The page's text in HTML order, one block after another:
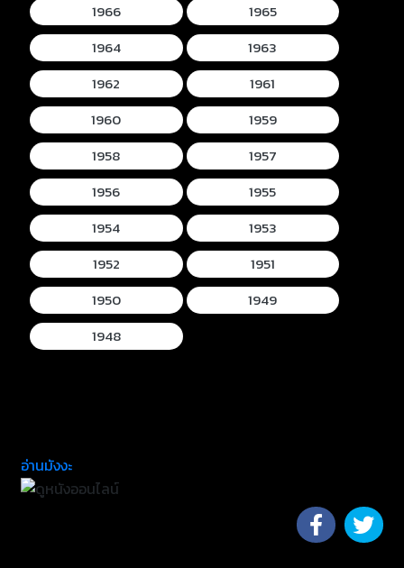
1966
1965
1964
1963
1962
1961
1960
1959
1958
1957
1956
1955
1954
1953
1952
1951
1950
1949
1948
อ่านมังงะ